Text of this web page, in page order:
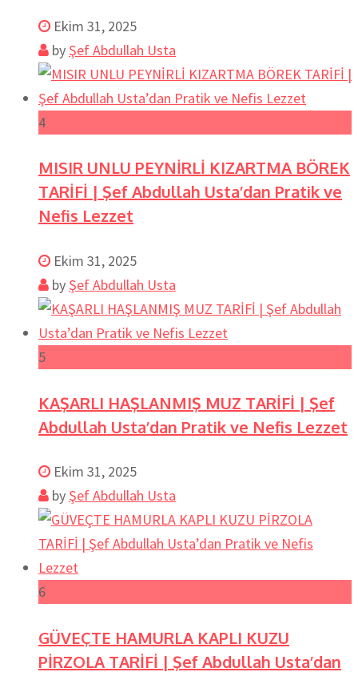
Ekim 31, 2025
by Şef Abdullah Usta
4
MISIR UNLU PEYNİRLİ KIZARTMA BÖREK
TARİFİ | Şef Abdullah Usta’dan Pratik ve
Nefis Lezzet
Ekim 31, 2025
by Şef Abdullah Usta
5
KAŞARLI HAŞLANMIŞ MUZ TARİFİ | Şef
Abdullah Usta’dan Pratik ve Nefis Lezzet
Ekim 31, 2025
by Şef Abdullah Usta
6
GÜVEÇTE HAMURLA KAPLI KUZU
PİRZOLA TARİFİ | Şef Abdullah Usta’dan